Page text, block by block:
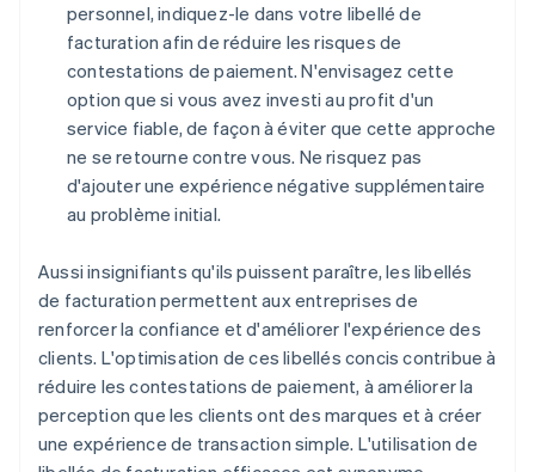
personnel, indiquez-le dans votre libellé de
facturation afin de réduire les risques de
contestations de paiement. N'envisagez cette
option que si vous avez investi au profit d'un
service fiable, de façon à éviter que cette approche
ne se retourne contre vous. Ne risquez pas
d'ajouter une expérience négative supplémentaire
au problème initial.
Aussi insignifiants qu'ils puissent paraître, les libellés
de facturation permettent aux entreprises de
renforcer la confiance et d'améliorer l'expérience des
clients. L'optimisation de ces libellés concis contribue à
réduire les contestations de paiement, à améliorer la
perception que les clients ont des marques et à créer
une expérience de transaction simple. L'utilisation de